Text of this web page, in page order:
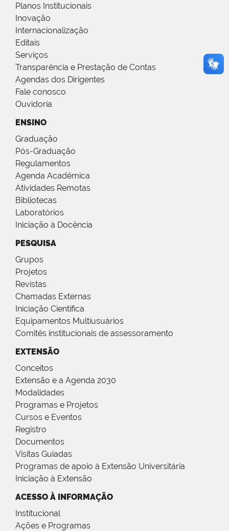
Planos Institucionais
Inovação
Internacionalização
Editais
Serviços
Transparência e Prestação de Contas
Agendas dos Dirigentes
Fale conosco
Ouvidoria
ENSINO
Graduação
Pós-Graduação
Regulamentos
Agenda Acadêmica
Atividades Remotas
Bibliotecas
Laboratórios
Iniciação à Docência
PESQUISA
Grupos
Projetos
Revistas
Chamadas Externas
Iniciação Científica
Equipamentos Multiusuários
Comitês institucionais de assessoramento
EXTENSÃO
Conceitos
Extensão e a Agenda 2030
Modalidades
Programas e Projetos
Cursos e Eventos
Registro
Documentos
Visitas Guiadas
Programas de apoio à Extensão Universitária
Iniciação à Extensão
ACESSO À INFORMAÇÃO
Institucional
Ações e Programas